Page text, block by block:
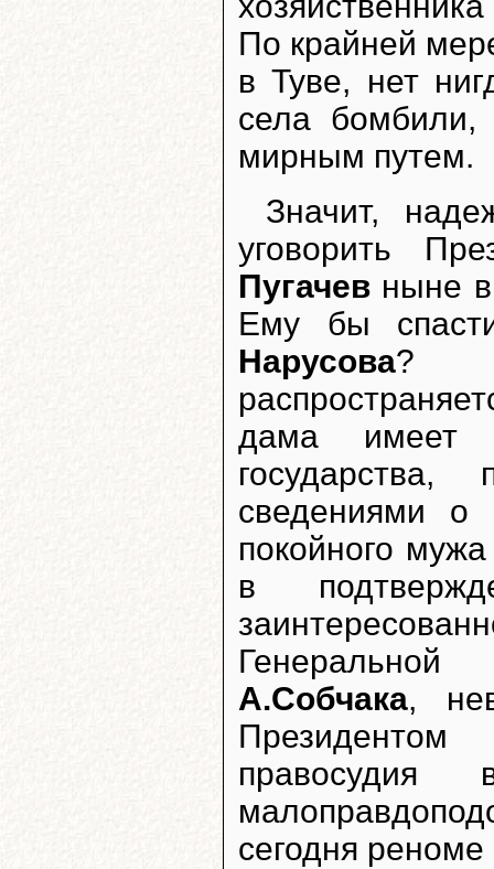
По крайней
в Туве, нет
села
мирным путем.
Значит,
уговорить
Пугачев ныне
Ему бы
Нарусова?
дама имеет
государства,
сведениями о
покойного
в
А.Собчака,
сегодня